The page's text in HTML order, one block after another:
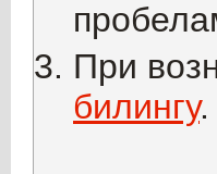
При
билингу.